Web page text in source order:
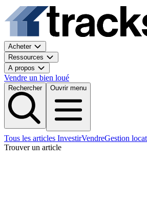
Acheter
Ressources
A propos
Vendre un bien loué
Rechercher Ouvrir menu
Tous les articles InvestirVendreGestion
Trouver un article